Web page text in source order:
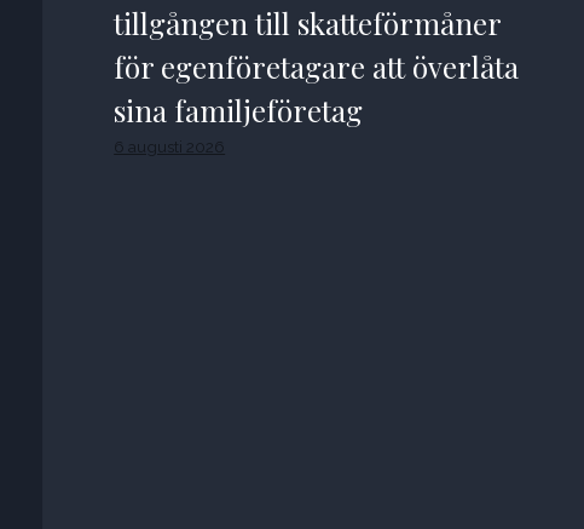
tillgången till skatteförmåner
för egenföretagare att överlåta
sina familjeföretag
6 augusti 2026